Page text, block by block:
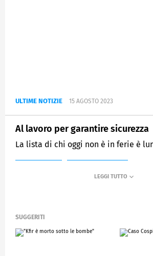
ULTIME NOTIZIE 15 AGOSTO 2023
Al lavoro per garantire sicurezza
La lista di chi oggi non è in ferie è
SUGGERITI